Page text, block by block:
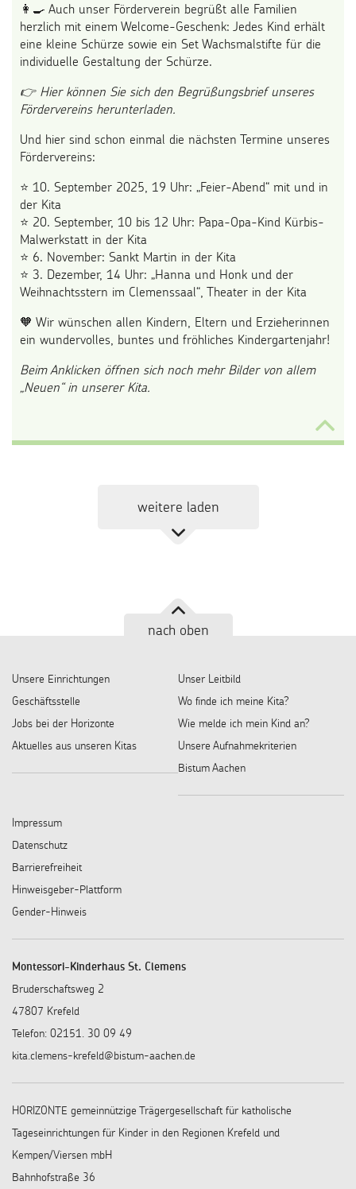
👩‍🍳 Auch unser Förderverein begrüßt alle Familien
herzlich mit einem Welcome-Geschenk: Jedes Kind erhält
eine kleine Schürze sowie ein Set Wachsmalstifte für die
individuelle Gestaltung der Schürze.
👉 Hier können Sie sich den Begrüßungsbrief unseres
Fördervereins herunterladen.
Und hier sind schon einmal die nächsten Termine unseres
Fördervereins:
⭐ 10. September 2025, 19 Uhr: „Feier-Abend“ mit und in
der Kita
⭐ 20. September, 10 bis 12 Uhr: Papa-Opa-Kind Kürbis-
Malwerkstatt in der Kita
⭐ 6. November: Sankt Martin in der Kita
⭐ 3. Dezember, 14 Uhr: „Hanna und Honk und der
Weihnachtsstern im Clemenssaal“, Theater in der Kita
🧡 Wir wünschen allen Kindern, Eltern und Erzieherinnen
ein wundervolles, buntes und fröhliches Kindergartenjahr!
Beim Anklicken öffnen sich noch mehr Bilder von allem
„Neuen“ in unserer Kita.
weitere laden
nach oben
Unsere Einrichtungen
Geschäftsstelle
Jobs bei der Horizonte
Aktuelles aus unseren Kitas
Unser Leitbild
Wo finde ich meine Kita?
Wie melde ich mein Kind an?
Unsere Aufnahmekriterien
Bistum Aachen
Impressum
Datenschutz
Barrierefreiheit
Hinweisgeber-Plattform
Gender-Hinweis
Montessori-Kinderhaus St. Clemens
Bruderschaftsweg 2
47807 Krefeld
Telefon: 02151. 30 09 49
kita.clemens-krefeld@bistum-aachen.de
HORIZONTE gemeinnützige Trägergesellschaft für katholische
Tageseinrichtungen für Kinder in den Regionen Krefeld und
Kempen/Viersen mbH
Bahnhofstraße 36